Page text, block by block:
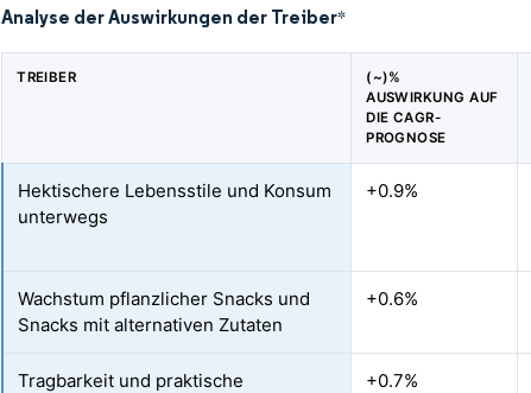
Analyse der Auswirkungen der Treiber*
TREIBER
(~)%
AUSWIRKUNG AUF
DIE CAGR-
PROGNOSE
Hektischere Lebensstile und Konsum
unterwegs
+0.9%
Wachstum pflanzlicher Snacks und
Snacks mit alternativen Zutaten
+0.6%
Tragbarkeit und praktische
+0.7%